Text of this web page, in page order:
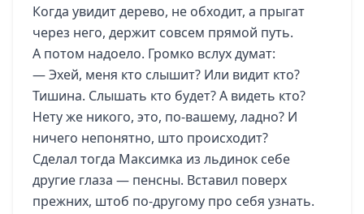
Когда увидит дерево, не обходит, а прыгат
через него, держит совсем прямой путь.
А потом надоело. Громко вслух думат:
— Эхей, меня кто слышит? Или видит кто?
Тишина. Cлышать кто будет? А видеть кто?
Нету же никого, это, по-вашему, ладно? И
ничего непонятно, што происходит?
Сделал тогда Максимка из льдинок себе
другие глаза — пенсны. Вставил поверх
прежних, штоб по-другому про себя узнать.